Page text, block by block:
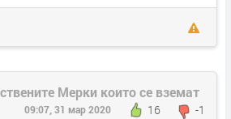
Мерки които се вземат
16 -1
09:07, 31 мар 2020